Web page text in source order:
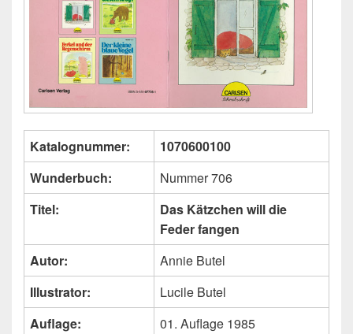
Katalognummer:
1070600100
Wunderbuch:
Nummer 706
Titel:
Das Kätzchen will die
Feder fangen
Autor:
Annie Butel
Illustrator:
Lucile Butel
Auflage:
01. Auflage 1985